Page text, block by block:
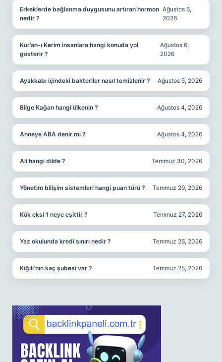
Erkeklerde bağlanma duygusunu artıran hormon
nedir ?
Ağustos 6,
2026
Kur’an-ı Kerim insanlara hangi konuda yol
gösterir ?
Ağustos 6,
2026
Ayakkabı içindeki bakteriler nasıl temizlenir ? Ağustos 5, 2026
Bilge Kağan hangi ülkenin ? Ağustos 4, 2026
Anneye ABA denir mi ? Ağustos 4, 2026
Ali hangi dilde ? Temmuz 30, 2026
Yönetim bilişim sistemleri hangi puan türü ? Temmuz 29, 2026
Kök eksi 1 neye eşittir ? Temmuz 27, 2026
Yaz okulunda kredi sınırı nedir ? Temmuz 26, 2026
Kiğılı’nın kaç şubesi var ? Temmuz 25, 2026